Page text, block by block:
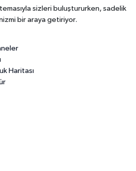
sizleri buluştururken, sadelik
bir araya getiriyor.
Haritası